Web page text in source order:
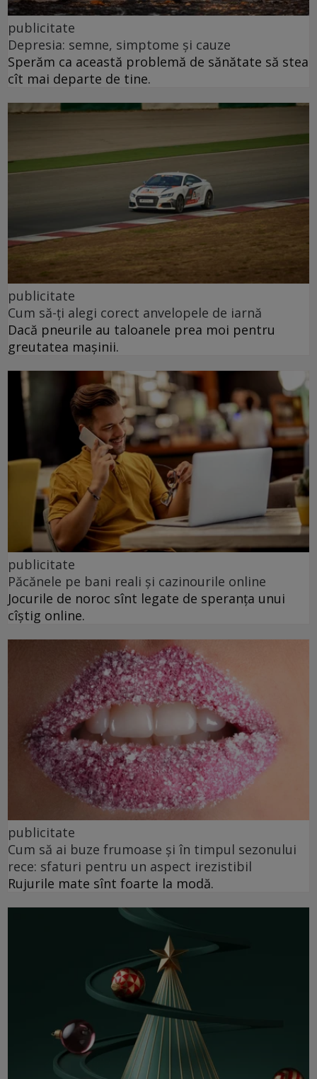
publicitate
Depresia: semne, simptome și cauze
Sperăm ca această problemă de sănătate să stea
cît mai departe de tine.
publicitate
Cum să-ți alegi corect anvelopele de iarnă
Dacă pneurile au taloanele prea moi pentru
greutatea mașinii.
publicitate
Păcănele pe bani reali și cazinourile online
Jocurile de noroc sînt legate de speranța unui
cîștig online.
publicitate
Cum să ai buze frumoase şi în timpul sezonului
rece: sfaturi pentru un aspect irezistibil
Rujurile mate sînt foarte la modă.